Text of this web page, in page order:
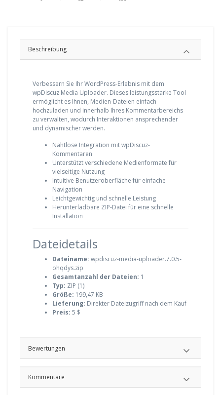
Beschreibung
Verbessern Sie Ihr WordPress-Erlebnis mit dem
wpDiscuz Media Uploader. Dieses leistungsstarke Tool
ermöglicht es Ihnen, Medien-Dateien einfach
hochzuladen und innerhalb Ihres Kommentarbereichs
zu verwalten, wodurch Interaktionen ansprechender
und dynamischer werden.
Nahtlose Integration mit wpDiscuz-
Kommentaren
Unterstützt verschiedene Medienformate für
vielseitige Nutzung
Intuitive Benutzeroberfläche für einfache
Navigation
Leichtgewichtig und schnelle Leistung
Herunterladbare ZIP-Datei für eine schnelle
Installation
Dateidetails
Dateiname: wpdiscuz-media-uploader.7.0.5-
ohqdys.zip
Gesamtanzahl der Dateien: 1
Typ: ZIP (1)
Größe: 199,47 KB
Lieferung: Direkter Dateizugriff nach dem Kauf
Preis: 5 $
Bewertungen
Kommentare